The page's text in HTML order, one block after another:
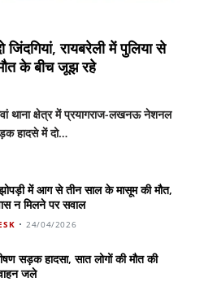
रायबरेली में पुलिया से
के बीच जूझ रहे
थाना क्षेत्र में प्रयागराज-लखनऊ नेशनल
हादसे में दो…
में आग से तीन साल के मासूम की मौत,
न मिलने पर सवाल
24/04/2026
सड़क हादसा, सात लोगों की मौत की
जले